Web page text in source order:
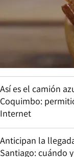
Así es el camión
Coquimbo:
Internet
Anticipan la
Santiago: cuándo